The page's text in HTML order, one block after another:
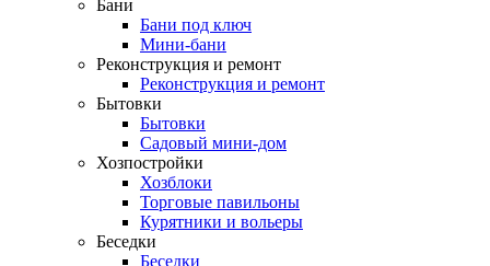
Бани
Бани под ключ
Мини-бани
Реконструкция и ремонт
Реконструкция и ремонт
Бытовки
Бытовки
Садовый мини-дом
Хозпостройки
Хозблоки
Торговые павильоны
Курятники и вольеры
Беседки
Беседки